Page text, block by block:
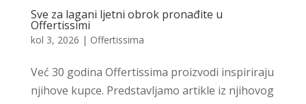
Sve za lagani ljetni obrok pronađite u
Offertissimi
kol 3, 2026 | Offertissima
Već 30 godina Offertissima proizvodi inspiriraju
njihove kupce. Predstavljamo artikle iz njihovog